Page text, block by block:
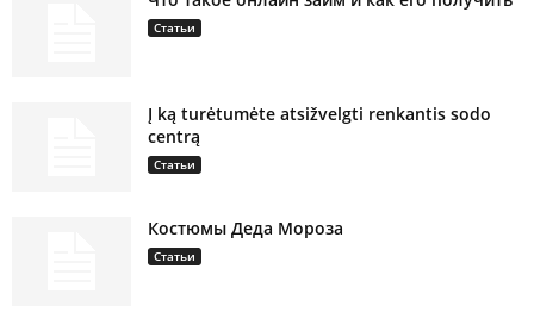
Статьи
Į ką turėtumėte atsižvelgti renkantis sodo
centrą
Статьи
Костюмы Деда Мороза
Статьи